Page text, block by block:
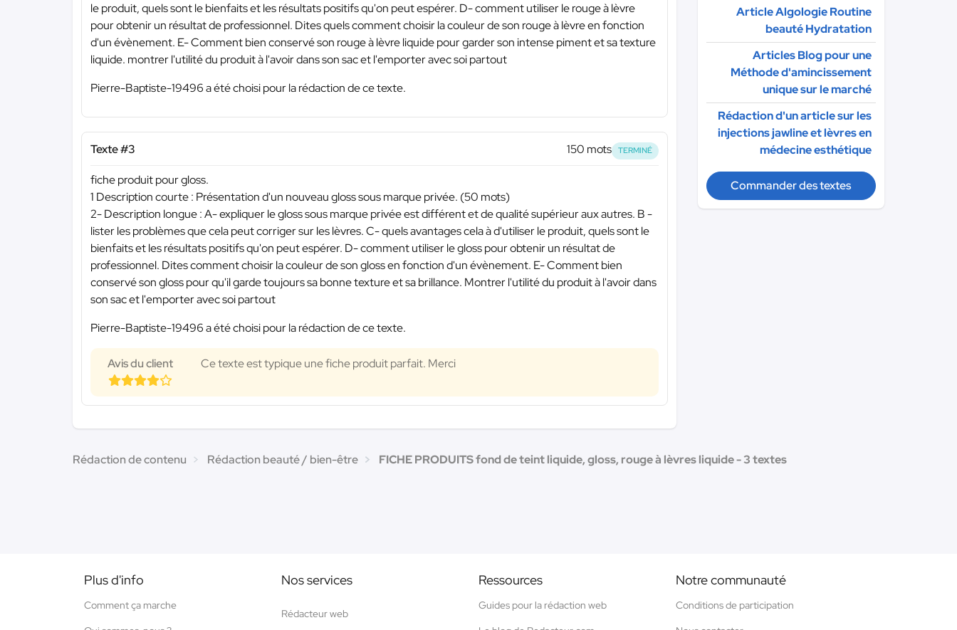
le produit, quels sont le bienfaits et les résultats positifs qu'on peut espérer. D- comment utiliser le rouge à lèvre
pour obtenir un résultat de professionnel. Dites quels comment choisir la couleur de son rouge à lèvre en fonction
d'un évènement. E- Comment bien conservé son rouge à lèvre liquide pour garder son intense piment et sa texture
liquide. montrer l'utilité du produit à l'avoir dans son sac et l'emporter avec soi partout
Pierre-Baptiste-19496 a été choisi pour la rédaction de ce texte.
Texte #3 150 mots TERMINÉ
fiche produit pour gloss.
1 Description courte : Présentation d'un nouveau gloss sous marque privée. (50 mots)
2- Description longue : A- expliquer le gloss sous marque privée est différent et de qualité supérieur aux autres. B -
lister les problèmes que cela peut corriger sur les lèvres. C- quels avantages cela à d'utiliser le produit, quels sont le
bienfaits et les résultats positifs qu'on peut espérer. D- comment utiliser le gloss pour obtenir un résultat de
professionnel. Dites comment choisir la couleur de son gloss en fonction d'un évènement. E- Comment bien
conservé son gloss pour qu'il garde toujours sa bonne texture et sa brillance. Montrer l'utilité du produit à l'avoir dans
son sac et l'emporter avec soi partout
Pierre-Baptiste-19496 a été choisi pour la rédaction de ce texte.
Avis du client Ce texte est typique une fiche produit parfait. Merci
Article Algologie Routine
beauté Hydratation
Articles Blog pour une
Méthode d'amincissement
unique sur le marché
Rédaction d'un article sur les
injections jawline et lèvres en
médecine esthétique
Commander des textes
Rédaction de contenu Rédaction beauté / bien-être FICHE PRODUITS fond de teint liquide, gloss, rouge à lèvres liquide - 3 textes
Plus d'info
Comment ça marche
Nos services
Rédacteur web
Ressources
Guides pour la rédaction web
Notre communauté
Conditions de participation